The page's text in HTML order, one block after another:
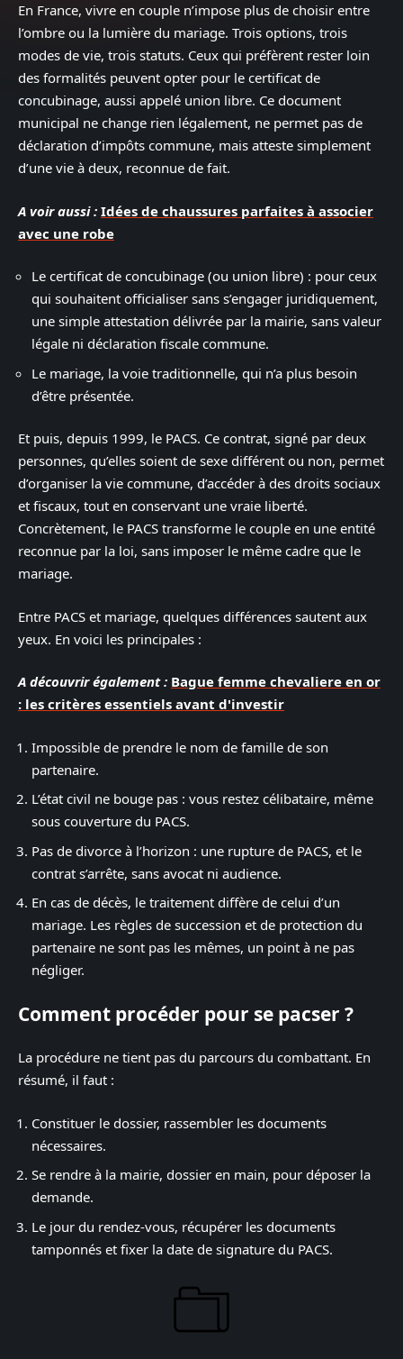
En France, vivre en couple n’impose plus de choisir entre
l’ombre ou la lumière du mariage. Trois options, trois
modes de vie, trois statuts. Ceux qui préfèrent rester loin
des formalités peuvent opter pour le certificat de
concubinage, aussi appelé union libre. Ce document
municipal ne change rien légalement, ne permet pas de
déclaration d’impôts commune, mais atteste simplement
d’une vie à deux, reconnue de fait.
A voir aussi : Idées de chaussures parfaites à associer
avec une robe
Le certificat de concubinage (ou union libre) : pour ceux
qui souhaitent officialiser sans s’engager juridiquement,
une simple attestation délivrée par la mairie, sans valeur
légale ni déclaration fiscale commune.
Le mariage, la voie traditionnelle, qui n’a plus besoin
d’être présentée.
Et puis, depuis 1999, le PACS. Ce contrat, signé par deux
personnes, qu’elles soient de sexe différent ou non, permet
d’organiser la vie commune, d’accéder à des droits sociaux
et fiscaux, tout en conservant une vraie liberté.
Concrètement, le PACS transforme le couple en une entité
reconnue par la loi, sans imposer le même cadre que le
mariage.
Entre PACS et mariage, quelques différences sautent aux
yeux. En voici les principales :
A découvrir également : Bague femme chevaliere en or
: les critères essentiels avant d'investir
Impossible de prendre le nom de famille de son
partenaire.
L’état civil ne bouge pas : vous restez célibataire, même
sous couverture du PACS.
Pas de divorce à l’horizon : une rupture de PACS, et le
contrat s’arrête, sans avocat ni audience.
En cas de décès, le traitement diffère de celui d’un
mariage. Les règles de succession et de protection du
partenaire ne sont pas les mêmes, un point à ne pas
négliger.
Comment procéder pour se pacser ?
La procédure ne tient pas du parcours du combattant. En
résumé, il faut :
Constituer le dossier, rassembler les documents
nécessaires.
Se rendre à la mairie, dossier en main, pour déposer la
demande.
Le jour du rendez-vous, récupérer les documents
tamponnés et fixer la date de signature du PACS.